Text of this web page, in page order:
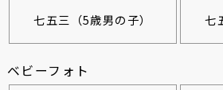
七五三（5歳男の子） 七
ベビーフォト